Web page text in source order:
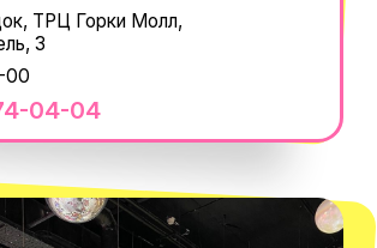
Оплата долями
Обмен и возврат
Доставка и оплата
ПОКУПАТЕЛЯМ